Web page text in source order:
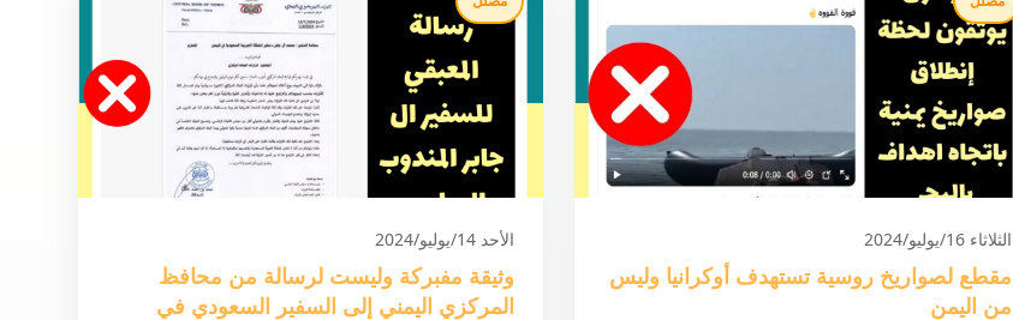
الثلاثاء 16/يوليو/2024
مقطع لصواريخ روسية تستهدف أوكرانيا وليس
من اليمن
الأحد 14/يوليو/2024
وثيقة مفبركة وليست لرسالة من محافظ
المركزي اليمني إلى السفير السعودي في